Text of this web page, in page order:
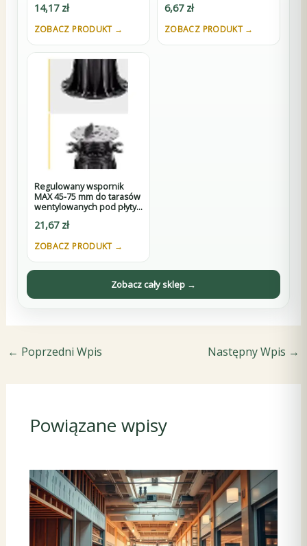
14,17 zł
ZOBACZ PRODUKT →
6,67 zł
ZOBACZ PRODUKT →
Regulowany wspornik
MAX 45-75 mm do tarasów
wentylowanych pod płyty
21,67 zł
ZOBACZ PRODUKT →
Zobacz cały sklep →
← Poprzedni Wpis Następny Wpis →
Powiązane wpisy